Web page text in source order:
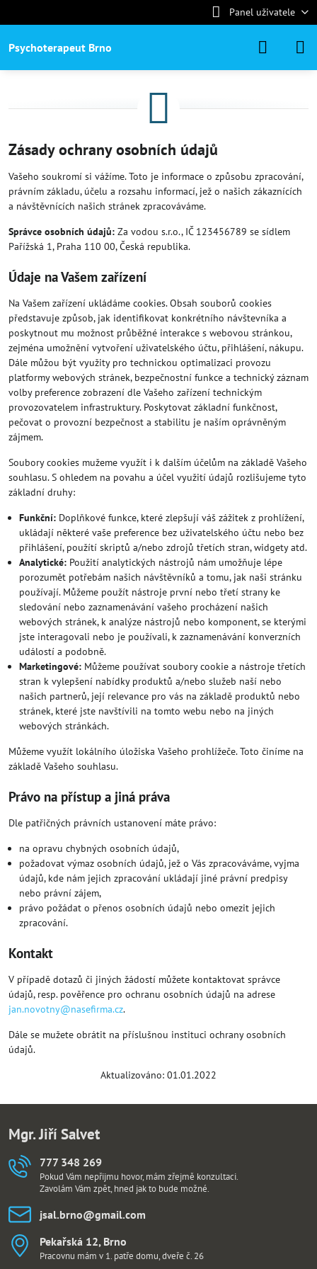
Panel uživatele
Psychoterapeut Brno
Zásady ochrany osobních údajů
Vašeho soukromí si vážíme. Toto je informace o způsobu zpracování,
právním základu, účelu a rozsahu informací, jež o našich zákaznících
a návštěvnících našich stránek zpracováváme.
Správce osobních údajů: Za vodou s.r.o., IČ 123456789 se sídlem
Pařížská 1, Praha 110 00, Česká republika.
Údaje na Vašem zařízení
Na Vašem zařízení ukládáme cookies. Obsah souborů cookies
představuje způsob, jak identifikovat konkrétního návštevníka a
poskytnout mu možnost průběžné interakce s webovou stránkou,
zejména umožnění vytvoření uživatelského účtu, přihlášení, nákupu.
Dále můžou být využity pro technickou optimalizaci provozu
platformy webových stránek, bezpečnostní funkce a technický záznam
volby preference zobrazení dle Vašeho zařízení technickým
provozovatelem infrastruktury. Poskytovat základní funkčnost,
pečovat o provozní bezpečnost a stabilitu je naším oprávněným
zájmem.
Soubory cookies mužeme využít i k dalším účelům na základě Vašeho
souhlasu. S ohledem na povahu a účel využití údajů rozlišujeme tyto
základní druhy:
Funkční: Doplňkové funkce, které zlepšují váš zážitek z prohlížení,
ukládají některé vaše preference bez uživatelského účtu nebo bez
přihlášení, použítí skriptů a/nebo zdrojů třetích stran, widgety atd.
Analytické: Použití analytických nástrojů nám umožňuje lépe
porozumět potřebám našich návštěvníků a tomu, jak naši stránku
používají. Můžeme použít nástroje první nebo třetí strany ke
sledování nebo zaznamenávání vašeho procházení našich
webových stránek, k analýze nástrojů nebo komponent, se kterými
jste interagovali nebo je používali, k zaznamenávání konverzních
událostí a podobně.
Marketingové: Můžeme používat soubory cookie a nástroje třetích
stran k vylepšení nabídky produktů a/nebo služeb naší nebo
našich partnerů, její relevance pro vás na základě produktů nebo
stránek, které jste navštívili na tomto webu nebo na jiných
webových stránkách.
Můžeme využít lokálního úložiska Vašeho prohlížeče. Toto činíme na
základě Vašeho souhlasu.
Právo na přístup a jiná práva
Dle patřičných právních ustanovení máte právo:
na opravu chybných osobních údajů,
požadovat výmaz osobních údajů, jež o Vás zpracováváme, vyjma
údajů, kde nám jejich zpracování ukládají jiné právní predpisy
nebo právní zájem,
právo požádat o přenos osobních údajů nebo omezit jejich
zpracování.
Kontakt
V případě dotazů či jiných žádostí můžete kontaktovat správce
údajů, resp. pověřence pro ochranu osobních údajů na adrese
jan.novotny@nasefirma.cz.
Dále se mužete obrátit na příslušnou instituci ochrany osobních
údajů.
Aktualizováno: 01.01.2022
Mgr. Jiří Salvet
777 348 269
Pokud Vám nepřijmu hovor, mám zřejmě konzultaci.
Zavolám Vám zpět, hned jak to bude možné.
jsal​.brno​@gmail​.com
Pekařská 12, Brno
Pracovnu mám v 1. patře domu, dveře č. 26